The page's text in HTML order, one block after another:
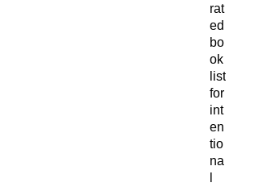
rat
ed
bo
ok
list
for
int
en
tio
na